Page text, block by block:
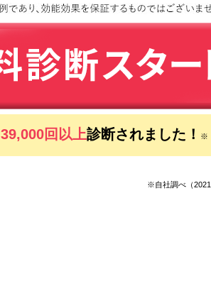
39,000回以上診断されました！ ※
※自社調べ（2021